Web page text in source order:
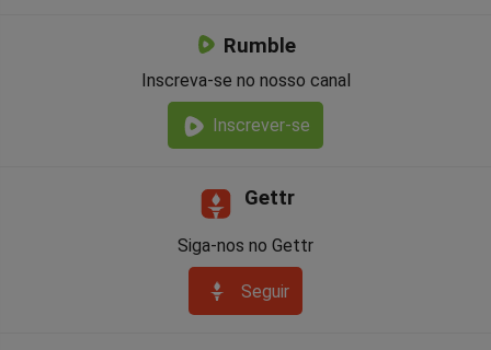
Rumble
Inscreva-se no nosso canal
Inscrever-se
Gettr
Siga-nos no Gettr
Seguir